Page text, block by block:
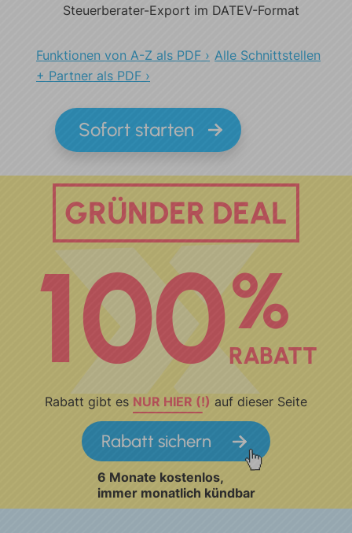
Steuerberater-Export im DATEV-Format
Funktionen von A-Z als PDF › Alle Schnittstellen
+ Partner als PDF ›
Sofort starten
GRÜNDER DEAL
100%
RABATT
Rabatt gibt es NUR HIER (!) auf dieser Seite
Rabatt sichern
6 Monate kostenlos,
immer monatlich kündbar